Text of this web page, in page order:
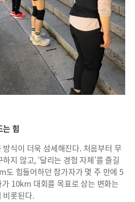
는 힘
식이 더욱 섬세해진다. 처음부터 무
지 않고, ‘달리는 경험 자체’를 즐길
도 힘들어하던 참가자가 몇 주 만에 5
10km 대회를 목표로 삼는 변화는
비롯된다.